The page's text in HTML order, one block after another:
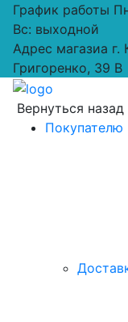
График работы
Вс: выходной
Адрес магазиа г.
Григоренко, 39 В
Вернуться назад
Покупателю